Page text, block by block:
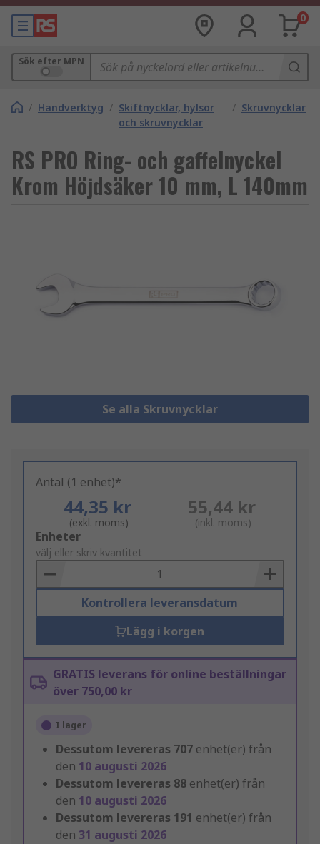
0
Sök efter MPN
/ Handverktyg / Skiftnycklar, hylsor
och skruvnycklar
/ Skruvnycklar
RS PRO Ring- och gaffelnyckel
Krom Höjdsäker 10 mm, L 140mm
Se alla Skruvnycklar
Antal (1 enhet)*
44,35 kr
(exkl. moms)
55,44 kr
(inkl. moms)
Add
to
Basket
Enheter
välj eller skriv kvantitet
Kontrollera leveransdatum
Lägg i korgen
GRATIS leverans för online beställningar
över 750,00 kr
I lager
Dessutom levereras 707 enhet(er) från
den 10 augusti 2026
Dessutom levereras 88 enhet(er) från
den 10 augusti 2026
Dessutom levereras 191 enhet(er) från
den 31 augusti 2026